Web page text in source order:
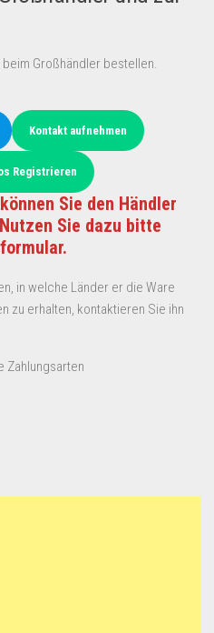
Großhändler bestellen.
Kontakt aufnehmen
Registrieren
Sie den Händler
Sie dazu bitte
in welche Länder er die Ware
zu erhalten, kontaktieren Sie ihn
Zahlungsarten